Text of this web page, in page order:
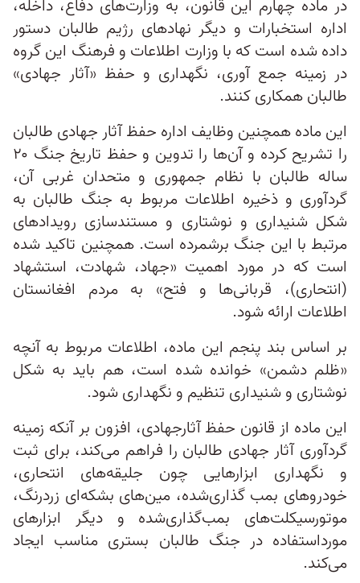
در ماده چهارم این قانون، به وزارت‌های دفاع، داخله،
اداره استخبارات و دیگر نهادهای رژیم طالبان دستور
داده شده است که با وزارت اطلاعات و فرهنگ این گروه
در زمینه جمع‌ آوری، نگهداری و حفظ «آثار جهادی»
طالبان همکاری کنند.
این ماده همچنین وظایف اداره حفظ آثار جهادی طالبان
را تشریح کرده و آن‌ها را تدوین و حفظ تاریخ جنگ ۲۰
ساله طالبان با نظام جمهوری و متحدان غربی آن،
گردآوری و ذخیره اطلاعات مربوط به جنگ طالبان به
شکل شنیداری و نوشتاری و مستندسازی رویدادهای
مرتبط با این جنگ برشمرده است. همچنین تاکید شده
است که در مورد اهمیت «جهاد، شهادت، استشهاد
(انتحاری)، قربانی‌ها و فتح» به مردم افغانستان
اطلاعات ارائه شود.
بر اساس بند پنجم این ماده، اطلاعات مربوط به آنچه
«ظلم دشمن» خوانده شده است، هم باید به شکل
نوشتاری و شنیداری تنظیم و نگهداری شود.
این ماده از قانون حفظ آثارجهادی، افزون بر آنکه زمینه
گردآوری آثار جهادی طالبان را فراهم می‌کند، برای ثبت
و نگهداری ابزارهایی چون جلیقه‌های انتحاری،
خودروهای بمب‌ گذاری‌‌شده، مین‌های بشکه‌ای زردرنگ،
موتورسیکلت‌های بمب‌‌گذاری‌‌شده و دیگر ابزارهای
مورداستفاده در جنگ طالبان بستری مناسب ایجاد
می‌کند.